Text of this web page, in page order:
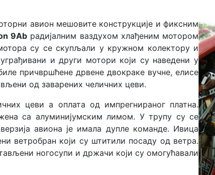
авион мешовите конструкције и фиксним
9Ab радијалним ваздухом хлађеним мотором
су се скупљали у кружном колектору и
и други мотори који су наведени у
причвршћене дрвене двокраке вучне, елисе
од заварених челичних цеви.
цеви а оплата од импрегнираног платна.
са алуминијумским лимом. У трупу су се
авиона је имала дупле команде. Ивица
ветробран који су штитили посаду од ветра.
ногосупи и држачи који су омогућавали